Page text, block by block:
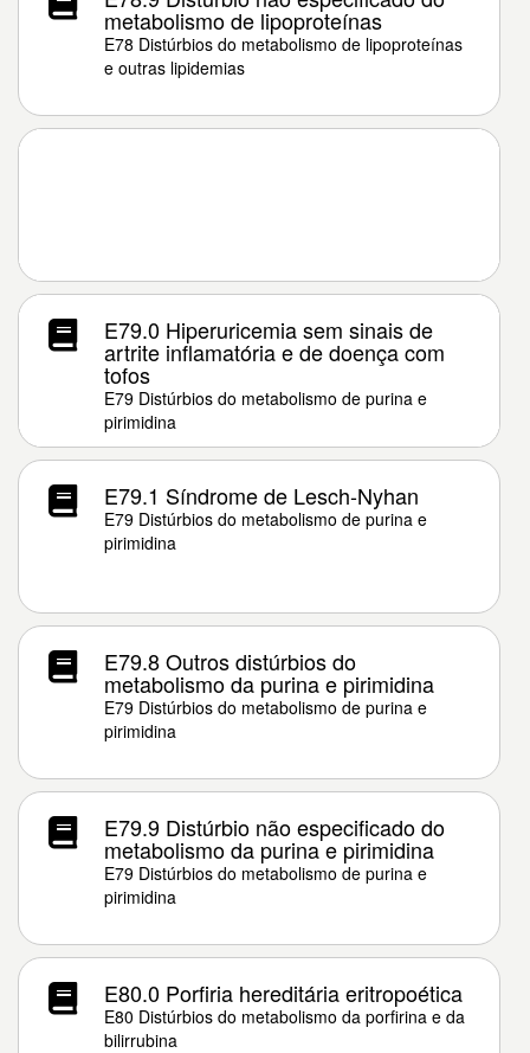
metabolismo de lipoproteínas
E78 Distúrbios do metabolismo de lipoproteínas
e outras lipidemias
E79.0 Hiperuricemia sem sinais de
artrite inflamatória e de doença com
tofos
E79 Distúrbios do metabolismo de purina e
pirimidina
E79.1 Síndrome de Lesch-Nyhan
E79 Distúrbios do metabolismo de purina e
pirimidina
E79.8 Outros distúrbios do
metabolismo da purina e pirimidina
E79 Distúrbios do metabolismo de purina e
pirimidina
E79.9 Distúrbio não especificado do
metabolismo da purina e pirimidina
E79 Distúrbios do metabolismo de purina e
pirimidina
E80.0 Porfiria hereditária eritropoética
E80 Distúrbios do metabolismo da porfirina e da
bilirrubina